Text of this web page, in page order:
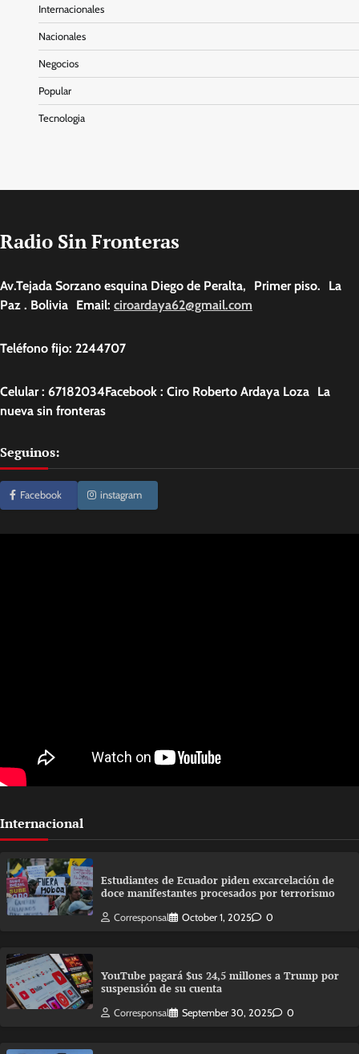
Internacionales
Nacionales
Negocios
Popular
Tecnologia
Radio Sin Fronteras
Av.Tejada Sorzano esquina Diego de Peralta, Primer piso. La
Paz . Bolivia Email: ciroardaya62@gmail.com
Teléfono fijo: 2244707
Celular : 67182034Facebook : Ciro Roberto Ardaya Loza La
nueva sin fronteras
Seguinos:
Facebook instagram
Internacional
Estudiantes de Ecuador piden excarcelación de
doce manifestantes procesados por terrorismo
Corresponsal October 1, 2025 0
YouTube pagará $us 24,5 millones a Trump por
suspensión de su cuenta
Corresponsal September 30, 2025 0